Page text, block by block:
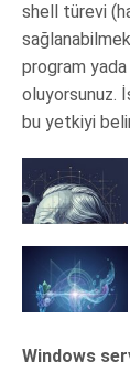
shell türevi
program
oluyorsunuz.
bu yetkiyi
Windows